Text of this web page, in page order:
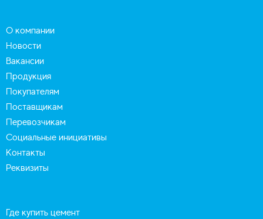
О компании
Новости
Вакансии
Продукция
Покупателям
Поставщикам
Перевозчикам
Социальные инициативы
Контакты
Реквизиты
Где купить цемент